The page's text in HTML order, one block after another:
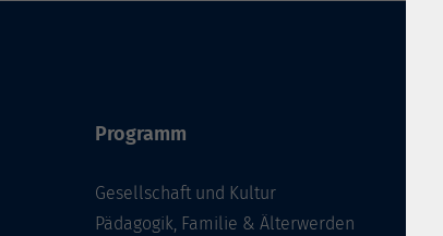
Programm
Gesellschaft und Kultur
Pädagogik, Familie & Älterwerden